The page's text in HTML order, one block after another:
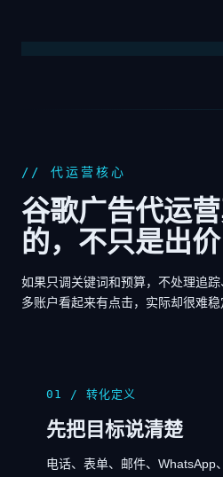
// 代运营核心
谷歌广告代运
的，不只是出价
如果只调关键词和预算，不处理追
多账户看起来有点击，实际却很难稳
01 / 转化定义
先把目标说清楚
电话、表单、邮件、WhatsApp